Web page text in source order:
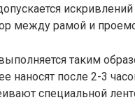
между рамой и
таким
наносят после 2-3
специальной